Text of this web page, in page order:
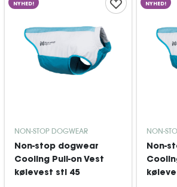
NYHED!
NON-STOP DOGWEAR
Non-stop dogwear
Cooling Pull-on Vest
kølevest stl 45
NYHED!
NON-
Non-